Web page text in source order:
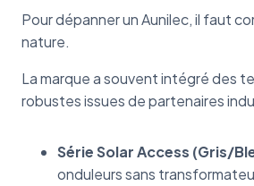
Pour dépanner un Aunilec, il faut
nature.
La marque a souvent intégré des
robustes issues de partenaires
Série Solar Access (Gris/
onduleurs sans